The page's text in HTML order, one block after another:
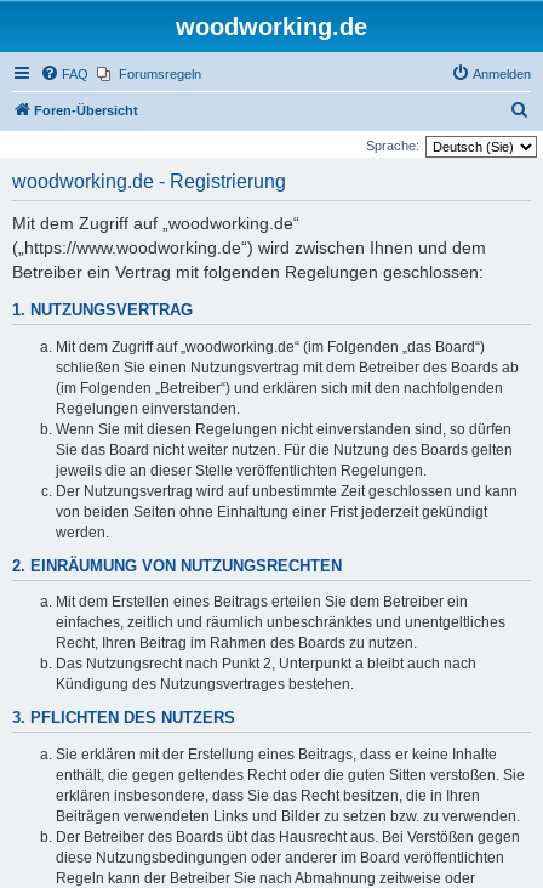
woodworking.de
FAQ Forumsregeln Anmelden
Foren-Übersicht
u
Sprache:
woodworking.de - Registrierung
Mit dem Zugriff auf „woodworking.de“
(„https://www.woodworking.de“) wird zwischen Ihnen und dem
Betreiber ein Vertrag mit folgenden Regelungen geschlossen:
1. NUTZUNGSVERTRAG
Mit dem Zugriff auf „woodworking.de“ (im Folgenden „das Board“)
schließen Sie einen Nutzungsvertrag mit dem Betreiber des Boards ab
(im Folgenden „Betreiber“) und erklären sich mit den nachfolgenden
Regelungen einverstanden.
Wenn Sie mit diesen Regelungen nicht einverstanden sind, so dürfen
Sie das Board nicht weiter nutzen. Für die Nutzung des Boards gelten
jeweils die an dieser Stelle veröffentlichten Regelungen.
Der Nutzungsvertrag wird auf unbestimmte Zeit geschlossen und kann
von beiden Seiten ohne Einhaltung einer Frist jederzeit gekündigt
werden.
2. EINRÄUMUNG VON NUTZUNGSRECHTEN
Mit dem Erstellen eines Beitrags erteilen Sie dem Betreiber ein
einfaches, zeitlich und räumlich unbeschränktes und unentgeltliches
Recht, Ihren Beitrag im Rahmen des Boards zu nutzen.
Das Nutzungsrecht nach Punkt 2, Unterpunkt a bleibt auch nach
Kündigung des Nutzungsvertrages bestehen.
3. PFLICHTEN DES NUTZERS
Sie erklären mit der Erstellung eines Beitrags, dass er keine Inhalte
enthält, die gegen geltendes Recht oder die guten Sitten verstoßen. Sie
erklären insbesondere, dass Sie das Recht besitzen, die in Ihren
Beiträgen verwendeten Links und Bilder zu setzen bzw. zu verwenden.
Der Betreiber des Boards übt das Hausrecht aus. Bei Verstößen gegen
diese Nutzungsbedingungen oder anderer im Board veröffentlichten
Regeln kann der Betreiber Sie nach Abmahnung zeitweise oder